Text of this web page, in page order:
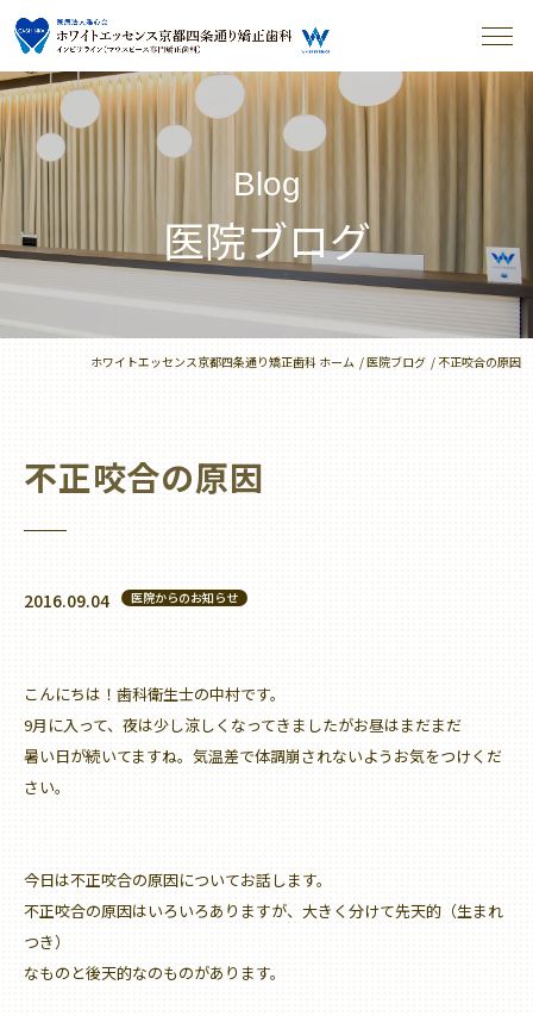
Blog
医院ブログ
ホワイトエッセンス京都四条通り矯正歯科 ホーム 医院ブログ 不正咬合の原因
不正咬合の原因
2016.09.04 医院からのお知らせ
こんにちは！歯科衛生士の中村です。
9月に入って、夜は少し涼しくなってきましたがお昼はまだまだ
暑い日が続いてますね。気温差で体調崩されないようお気をつけくだ
さい。
今日は不正咬合の原因についてお話します。
不正咬合の原因はいろいろありますが、大きく分けて先天的（生まれ
つき）
なものと後天的なのものがあります。